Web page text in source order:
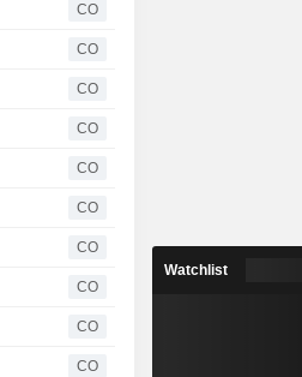
CO
CO
CO
CO
CO
CO
CO
CO
CO
CO
Watchlist